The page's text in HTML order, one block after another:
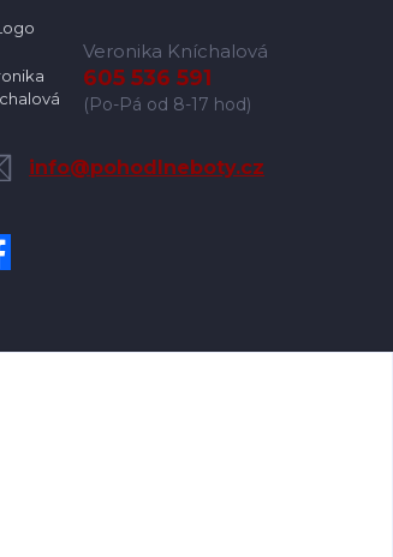
Veronika Kníchalová
605 536 591
(Po-Pá od 8-17 hod)
info@pohodlneboty.cz